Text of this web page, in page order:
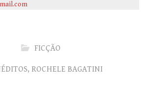
FICÇÃO
, ROCHELE BAGATINI